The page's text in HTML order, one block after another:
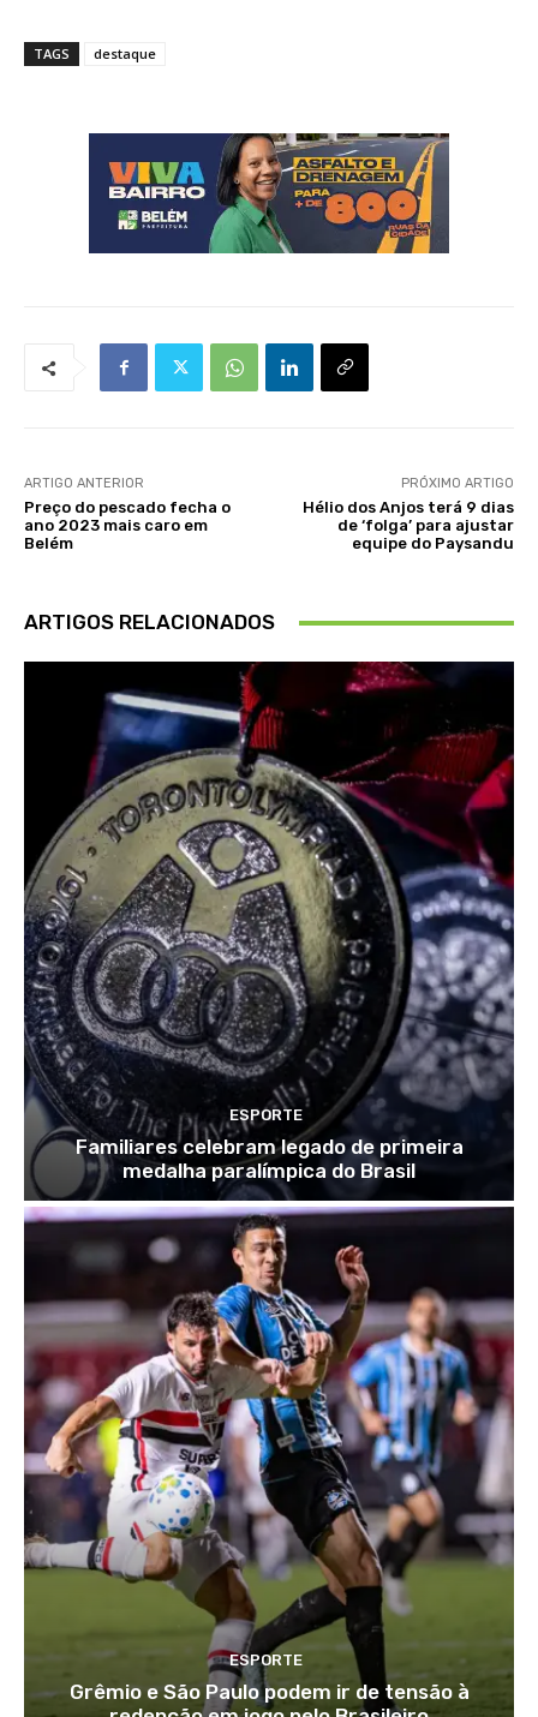
TAGS destaque
ARTIGO ANTERIOR
Preço do pescado fecha o
ano 2023 mais caro em
Belém
PRÓXIMO ARTIGO
Hélio dos Anjos terá 9 dias
de ‘folga’ para ajustar
equipe do Paysandu
ARTIGOS RELACIONADOS
ESPORTE
Familiares celebram legado de primeira
medalha paralímpica do Brasil
ESPORTE
Grêmio e São Paulo podem ir de tensão à